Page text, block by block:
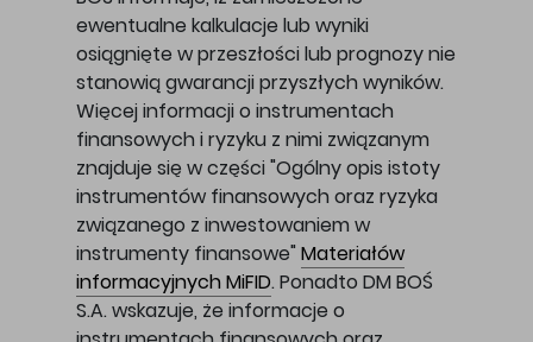
ewentualne kalkulacje lub wyniki
osiągnięte w przeszłości lub prognozy nie
stanowią gwarancji przyszłych wyników.
Więcej informacji o instrumentach
finansowych i ryzyku z nimi związanym
znajduje się w części "Ogólny opis istoty
instrumentów finansowych oraz ryzyka
związanego z inwestowaniem w
instrumenty finansowe" Materiałów
informacyjnych MiFID. Ponadto DM BOŚ
S.A. wskazuje, że informacje o